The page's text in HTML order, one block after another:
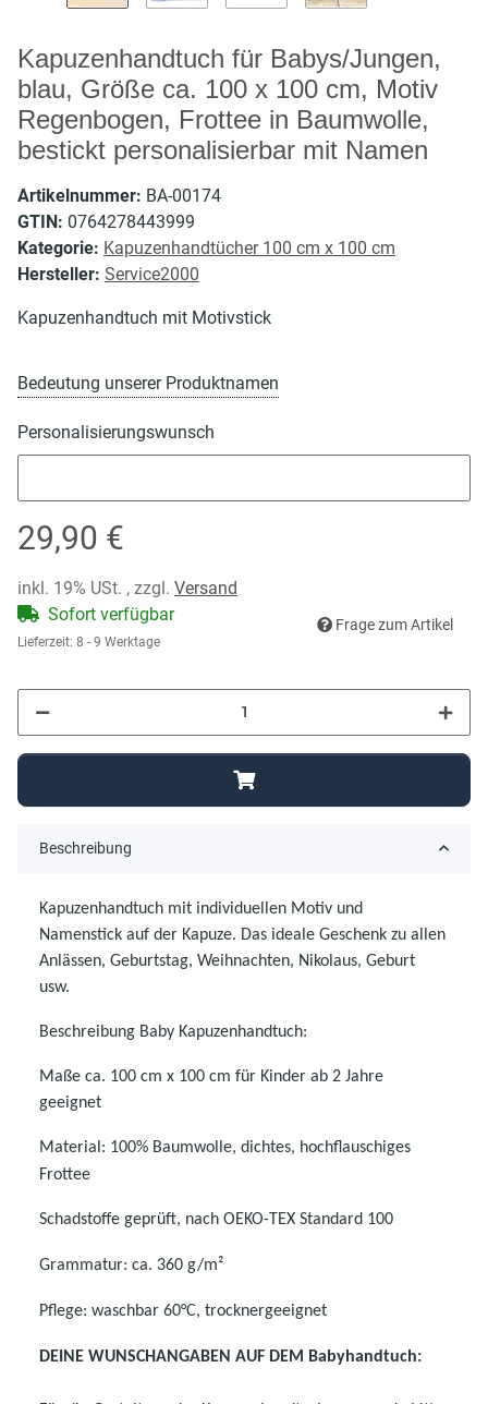
Kapuzenhandtuch für Babys/Jungen,
blau, Größe ca. 100 x 100 cm, Motiv
Regenbogen, Frottee in Baumwolle,
bestickt personalisierbar mit Namen
Artikelnummer: BA-00174
GTIN: 0764278443999
Kategorie: Kapuzenhandtücher 100 cm x 100 cm
Hersteller: Service2000
Kapuzenhandtuch mit Motivstick
Bedeutung unserer Produktnamen
Personalisierungswunsch
29,90 €
inkl. 19% USt. , zzgl. Versand
Sofort verfügbar
Lieferzeit: 8 - 9 Werktage
Frage zum Artikel
Beschreibung
Kapuzenhandtuch mit individuellen Motiv und
Namenstick auf der Kapuze. Das ideale Geschenk zu allen
Anlässen, Geburtstag, Weihnachten, Nikolaus, Geburt
usw.
Beschreibung Baby Kapuzenhandtuch:
Maße ca. 100 cm x 100 cm für Kinder ab 2 Jahre
geeignet
Material: 100% Baumwolle, dichtes, hochflauschiges
Frottee
Schadstoffe geprüft, nach OEKO-TEX Standard 100
Grammatur: ca. 360 g/m²
Pflege: waschbar 60°C, trocknergeeignet
DEINE WUNSCHANGABEN AUF DEM Babyhandtuch: